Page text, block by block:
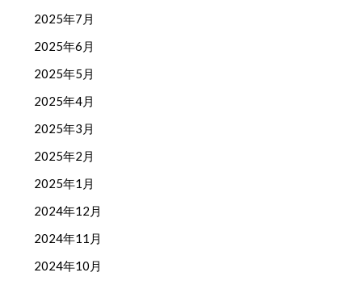
2025年7月
2025年6月
2025年5月
2025年4月
2025年3月
2025年2月
2025年1月
2024年12月
2024年11月
2024年10月